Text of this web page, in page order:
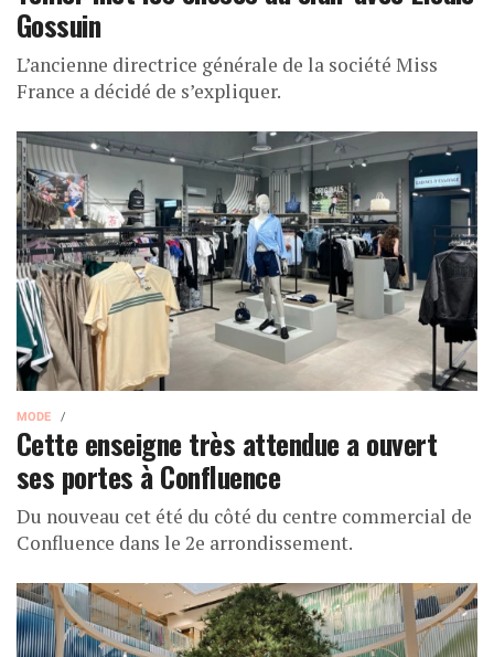
Gossuin
L’ancienne directrice générale de la société Miss
France a décidé de s’expliquer.
MODE
Cette enseigne très attendue a ouvert
ses portes à Confluence
Du nouveau cet été du côté du centre commercial de
Confluence dans le 2e arrondissement.